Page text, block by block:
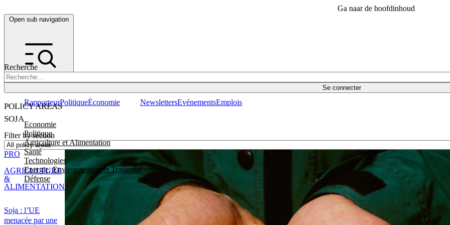
Ga naar de hoofdinhoud
Open sub navigation
Recherche
Se connecter
POLICY AREAS
Economie
Politique
Agriculture et Alimentation
Santé
Technologies
Energie, Environnement et Transport
Défense
RapporteurPolitiqueÉconomie NewslettersEvénementsEmplois
SOJA
Filter by section
Soja : l’UE
menacée par une
PRO
AGRICULTURE
&
ALIMENTATION